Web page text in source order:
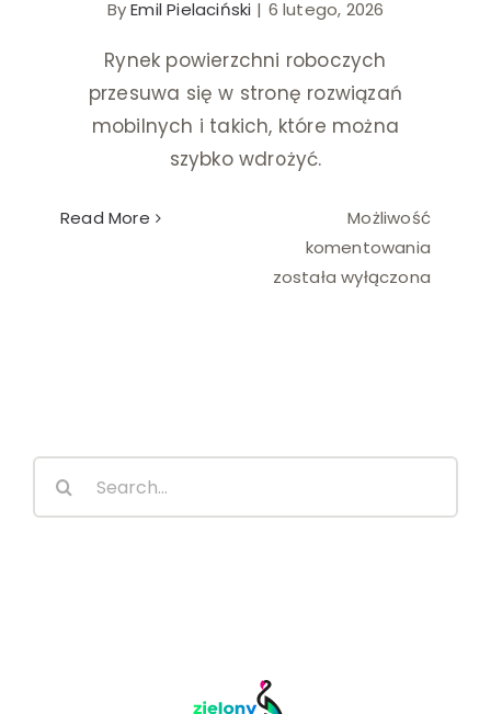
Wystrój wnętrz
ByEmil Pielaciński | 6 lutego, 2026
Rynek powierzchni roboczych
przesuwa się w stronę rozwiązań
mobilnych i takich, które można
szybko wdrożyć.
Read More
Możliwość
komentowania
została wyłączona